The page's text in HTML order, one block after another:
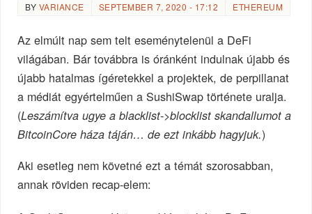
BY VARIANCE SEPTEMBER 7, 2020 - 17:12 ETHEREUM
Az elmúlt nap sem telt eseménytelenül a DeFi
világában. Bár továbbra is óránként indulnak újabb és
újabb hatalmas ígéretekkel a projektek, de perpillanat
a médiát egyértelműen a SushiSwap története uralja.
(Leszámítva ugye a blacklist->blocklist skandallumot a
BitcoinCore háza táján… de ezt inkább hagyjuk.)
Aki esetleg nem követné ezt a témát szorosabban,
annak röviden recap-elem: